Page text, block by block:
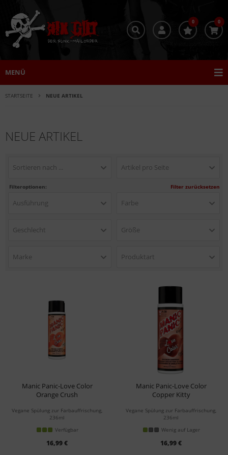
0 0
MENÜ
STARTSEITE NEUE ARTIKEL
NEUE ARTIKEL
Sortieren nach ... Artikel pro Seite
Filteroptionen: Filter zurücksetzen
Ausführung Farbe
Geschlecht Größe
Marke Produktart
Manic Panic-Love Color
Orange Crush
Vegane Spülung zur Farbauffrischung,
236ml
Verfügbar
16,99 €
Manic Panic-Love Color
Copper Kitty
Vegane Spülung zur Farbauffrischung,
236ml
Wenig auf Lager
16,99 €